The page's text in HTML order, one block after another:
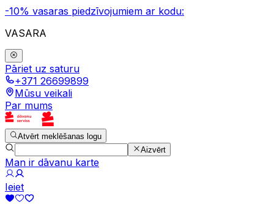
-10% vasaras piedzīvojumiem ar kodu:
VASARA
Pāriet uz saturu
+371 26699899
Mūsu veikali
Par mums
Atvērt meklēšanas logu
Aizvērt
Man ir dāvanu karte
Ieiet